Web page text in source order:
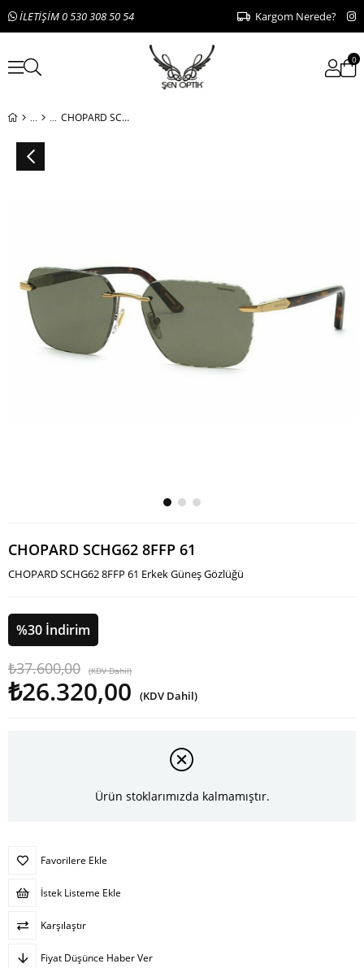
İLETİŞİM 0 530 308 50 54 Kargom Nerede?
0
CHOPARD SCHG62 8FFP 61
CHOPARD SCHG62 8FFP 61
CHOPARD SCHG62 8FFP 61 Erkek Güneş Gözlüğü
%30 İndirim
₺37.600,00 (KDV Dahil)
₺26.320,00 (KDV Dahil)
Ürün stoklarımızda kalmamıştır.
Favorilere Ekle
İstek Listeme Ekle
Karşılaştır
Fiyat Düşünce Haber Ver